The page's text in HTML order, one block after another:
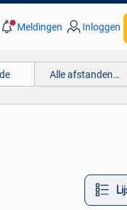
Meldingen Inloggen
Alle afstanden…